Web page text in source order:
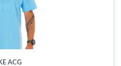
ACG